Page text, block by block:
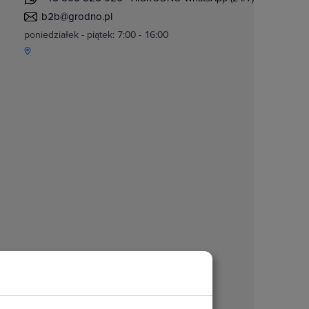
b2b@grodno.pl
poniedziałek - piątek: 7:00 - 16:00